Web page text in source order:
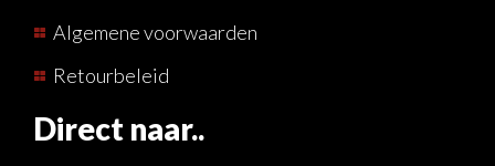
Algemene voorwaarden
Retourbeleid
Direct naar..